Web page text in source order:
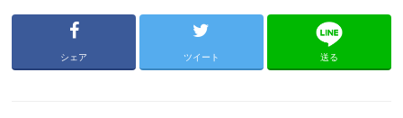
シェア ツイート 送る